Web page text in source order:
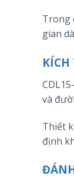
Trong
gian
KÍCH
và
Thiết
định